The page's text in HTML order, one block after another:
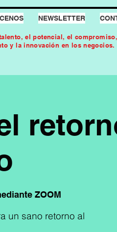
NEWSLETTER
el potencial, el
y la innovación en los negocios.
ZOOM
un sano retorno al